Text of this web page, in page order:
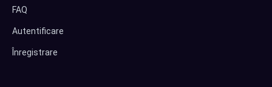
FAQ
Autentificare
Înregistrare